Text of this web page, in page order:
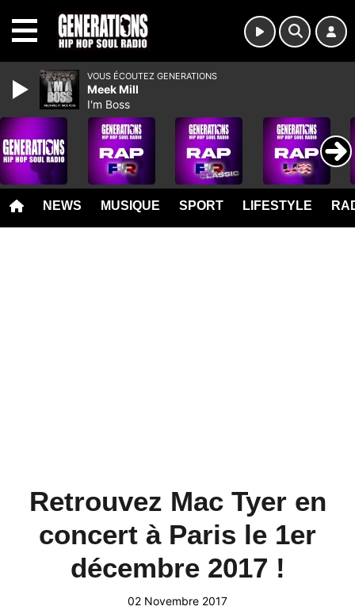
NEWS MUSIQUE SPORT LIFESTYLE
Retrouvez Mac Tyer en
concert à Paris le 1er
décembre 2017 !
02 Novembre 2017
VOUS ÉCOUTEZ GENERATIONS
Meek Mill
I'm Boss